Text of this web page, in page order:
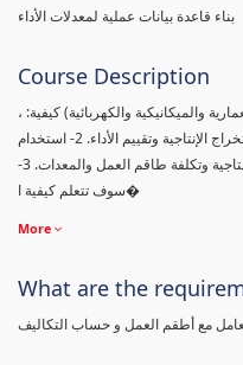
بناء قاعدة بيانات عملية لمعدلات الأداء
Course Description
، ستتعلم في هذه الدورة مع دراسات الحالة (المعمارية والميكانيكية والكهربائية) كيفية:
1- استخدام ملاحظات وتقارير الموقع لاستخراج الإنتاجية وتقييم الأداء. 2- استخدام
البيانات التاريخية والمسجلة للموقع لحساب الإنتاجية وتكلفة طاقم العمل والمعدات. 3-
سوف تتعلم كيفية ا�
More
What are the
مع أطقم العمل و حساب التكاليف